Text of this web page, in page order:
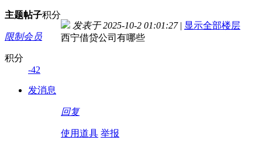
主题帖子积分
限制会员
积分
-42
发消息
发表于 2025-10-2 01:01:27 | 显示全部楼层
西宁借贷公司有哪些
回复
使用道具 举报